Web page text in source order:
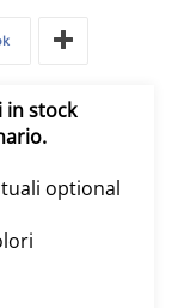
a
ufficiale.
sito ufficiale